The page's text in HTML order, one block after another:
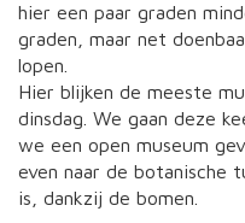
hier een paar graden
graden, maar net
lopen.
Hier blijken de meeste
dinsdag. We gaan deze
we een open museum
even naar de botanische
is, dankzij de bomen.